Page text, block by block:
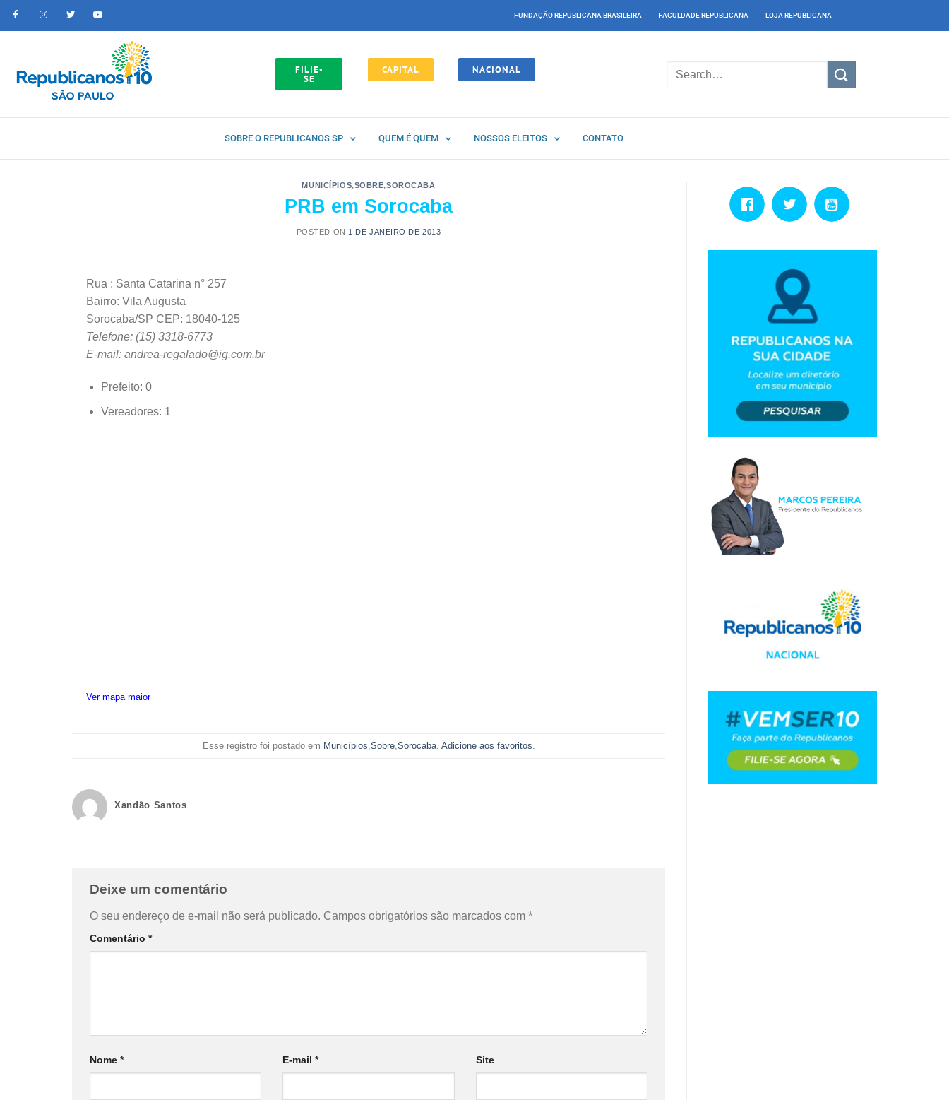
FUNDAÇÃO REPUBLICANA BRASILEIRA FACULDADE REPUBLICANA LOJA REPUBLICANA
FILIE-
SE
CAPITAL NACIONAL
SOBRE O REPUBLICANOS SP QUEM É QUEM NOSSOS ELEITOS CONTATO
MUNICÍPIOS,SOBRE,SOROCABA
PRB em Sorocaba
POSTED ON 1 DE JANEIRO DE 2013
Rua : Santa Catarina n° 257
Bairro: Vila Augusta
Sorocaba/SP CEP: 18040-125
Telefone: (15) 3318-6773
E-mail: andrea-regalado@ig.com.br
Prefeito: 0
Vereadores: 1
Ver mapa maior
Esse registro foi postado em Municípios Sobre, Sorocaba. Adicione aos favoritos
Xandão Santos
Deixe um comentário
O seu endereço de e-mail não será publicado. Campos obrigatórios são marcados com *
Comentário *
Nome * E-mail* Site